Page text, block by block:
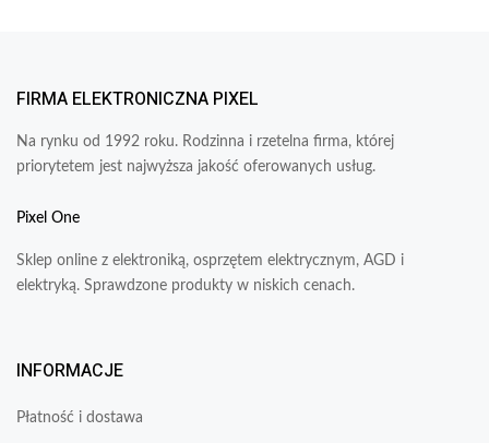
FIRMA ELEKTRONICZNA PIXEL
Na rynku od 1992 roku. Rodzinna i rzetelna firma, której
priorytetem jest najwyższa jakość oferowanych usług.
Pixel One
Sklep online z elektroniką, osprzętem elektrycznym, AGD i
elektryką. Sprawdzone produkty w niskich cenach.
INFORMACJE
Płatność i dostawa